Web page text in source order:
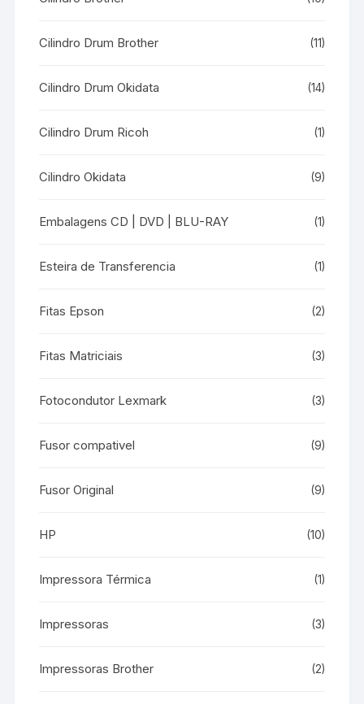
Cilindro Drum Brother (11)
Cilindro Drum Okidata (14)
Cilindro Drum Ricoh (1)
Cilindro Okidata (9)
Embalagens CD | DVD | BLU-RAY (1)
Esteira de Transferencia (1)
Fitas Epson (2)
Fitas Matriciais (3)
Fotocondutor Lexmark (3)
Fusor compativel (9)
Fusor Original (9)
HP (10)
Impressora Térmica (1)
Impressoras (3)
Impressoras Brother (2)